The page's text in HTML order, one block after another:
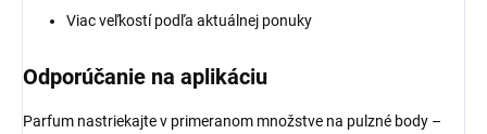
Viac veľkostí podľa aktuálnej ponuky
Odporúčanie na aplikáciu
Parfum nastriekajte v primeranom množstve na pulzné body –